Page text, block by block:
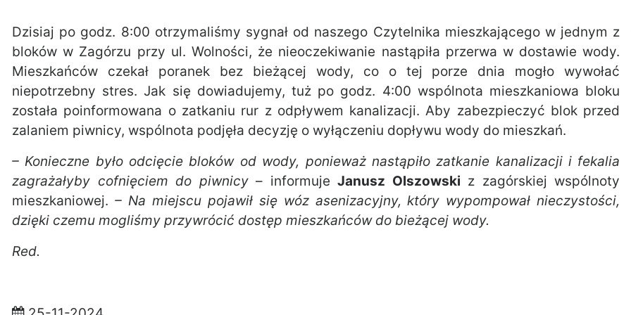
Dzisiaj po godz. 8:00 otrzymaliśmy sygnał od naszego Czytelnika mieszkającego w jednym z
bloków w Zagórzu przy ul. Wolności, że nieoczekiwanie nastąpiła przerwa w dostawie wody.
Mieszkańców czekał poranek bez bieżącej wody, co o tej porze dnia mogło wywołać
niepotrzebny stres. Jak się dowiadujemy, tuż po godz. 4:00 wspólnota mieszkaniowa bloku
została poinformowana o zatkaniu rur z odpływem kanalizacji. Aby zabezpieczyć blok przed
zalaniem piwnicy, wspólnota podjęła decyzję o wyłączeniu dopływu wody do mieszkań.
– Konieczne było odcięcie bloków od wody, ponieważ nastąpiło zatkanie kanalizacji i fekalia
zagrażałyby cofnięciem do piwnicy– informujeJanusz Olszowski z zagórskiej wspólnoty
mieszkaniowej. – Na miejscu pojawił się wóz asenizacyjny, który wypompował nieczystości,
dzięki czemu mogliśmy przywrócić dostęp mieszkańców do bieżącej wody.
Red.